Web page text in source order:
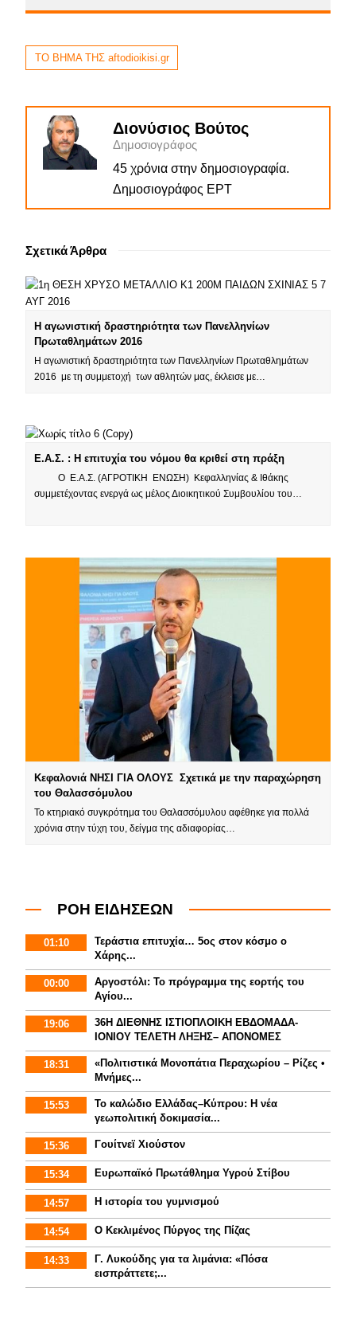
ΤΟ ΒΗΜΑ ΤΗΣ aftodioikisi.gr
Διονύσιος Βούτος
Δημοσιογράφος
45 χρόνια στην δημοσιογραφία.
Δημοσιογράφος ΕΡΤ
Σχετικά Άρθρα
Η αγωνιστική δραστηριότητα των Πανελληνίων
Πρωταθλημάτων 2016
Η αγωνιστική δραστηριότητα των Πανελληνίων Πρωταθλημάτων
2016 με τη συμμετοχή των αθλητών μας, έκλεισε με…
Ε.Α.Σ. : Η επιτυχία του νόμου θα κριθεί στη πράξη
O Ε.Α.Σ. (ΑΓΡΟΤΙΚΗ ΕΝΩΣΗ) Κεφαλληνίας & Ιθάκης
συμμετέχοντας ενεργά ως μέλος Διοικητικού Συμβουλίου του…
Κεφαλονιά ΝΗΣΙ ΓΙΑ ΟΛΟΥΣ Σχετικά με την παραχώρηση
του Θαλασσόμυλου
Το κτηριακό συγκρότημα του Θαλασσόμυλου αφέθηκε για πολλά
χρόνια στην τύχη του, δείγμα της αδιαφορίας…
ΡΟΗ ΕΙΔΗΣΕΩΝ
01:10
Τεράστια επιτυχία… 5ος στον κόσμο ο
Χάρης...
00:00
Αργοστόλι: Το πρόγραμμα της εορτής του
Αγίου...
19:06
36Η ΔΙΕΘΝΗΣ ΙΣΤΙΟΠΛΟΙΚΗ ΕΒΔΟΜΑΔΑ-
ΙΟΝΙΟΥ ΤΕΛΕΤΗ ΛΗΞΗΣ– ΑΠΟΝΟΜΕΣ
18:31
«Πολιτιστικά Μονοπάτια Περαχωρίου – Ρίζες •
Μνήμες...
15:53
Το καλώδιο Ελλάδας–Κύπρου: Η νέα
γεωπολιτική δοκιμασία...
15:36 Γουίτνεϊ Χιούστον
15:34 Ευρωπαϊκό Πρωτάθλημα Υγρού Στίβου
14:57 Η ιστορία του γυμνισμoύ
14:54 Ο Κεκλιμένος Πύργος της Πίζας
14:33
Γ. Λυκούδης για τα λιμάνια: «Πόσα
εισπράττετε;...